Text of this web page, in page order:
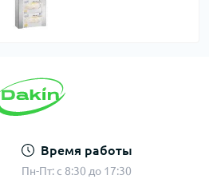
Время работы
Пн-Пт: с 8:30 до 17:30